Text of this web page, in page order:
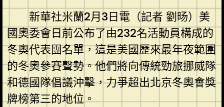
新華社米蘭2月3日電（記者 劉旸）美
國奧委會日前公布了由232名活動員構成的
冬奧代表團名單，這是美國歷來最年夜範圍
的冬奧參賽聲勢。他們將向傳統勁旅挪威隊
和德國隊倡議沖擊，力爭超出北京冬奧會獎
牌榜第三的地位。